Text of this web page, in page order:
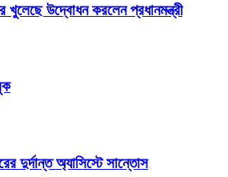
খুলেছে উদ্বোধন করলেন প্রধানমন্ত্রী
দুর্দান্ত অ্যাসিস্টে সান্তোস